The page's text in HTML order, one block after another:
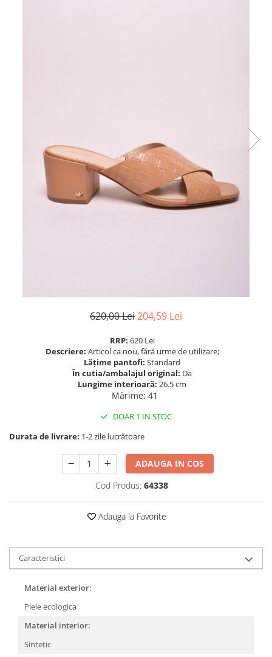
620,00 Lei204,59 Lei
RRP: 620 Lei
Descriere: Articol ca nou, fără urme de utilizare;
Lățime pantofi: Standard
În cutia/ambalajul original: Da
Lungime interioară: 26.5 cm
Mărime: 41
DOAR 1 IN STOC
Durata de livrare: 1-2 zile lucrătoare
ADAUGA IN COS
Cod Produs: 64338
Adauga la Favorite
Caracteristici
Material exterior:
Piele ecologica
Material interior:
Sintetic